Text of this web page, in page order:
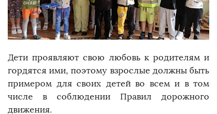
Дети проявляют свою любовь к родителям и
гордятся ими, поэтому взрослые должны быть
примером для своих детей во всем и в том
числе в соблюдении Правил дорожного
движения.